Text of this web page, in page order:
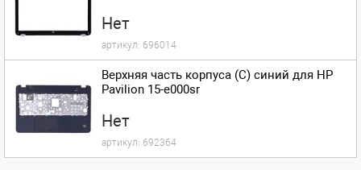
Нет
артикул: 696014
Верхняя часть корпуса (C) синий для HP
Pavilion 15-e000sr
Нет
артикул: 692364